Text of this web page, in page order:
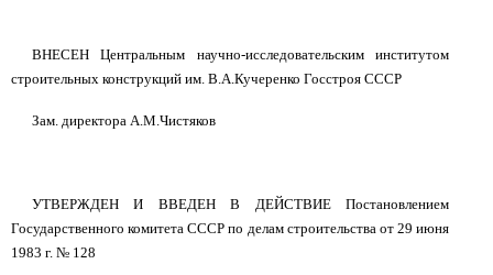
ВНЕСЕН Центральным научно-исследовательским институтом
строительных конструкций им. В.А.Кучеренко Госстроя СССР
Зам. директора А.М.Чистяков
УТВЕРЖДЕН И ВВЕДЕН В ДЕЙСТВИЕ Постановлением
Государственного комитета СССР по делам строительства от 29 июня
1983 г. № 128